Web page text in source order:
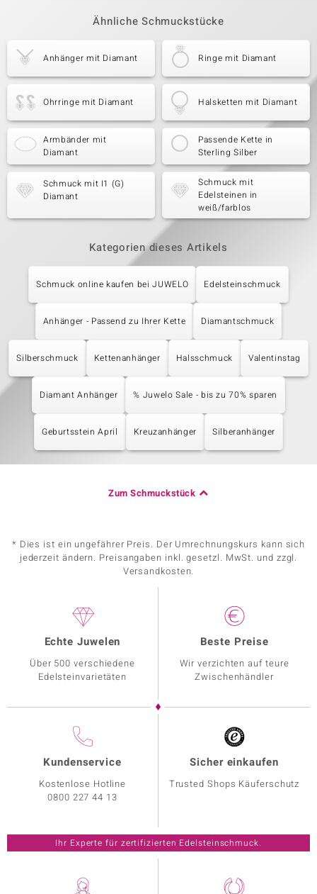
Ähnliche Schmuckstücke
Anhänger mit Diamant Ringe mit Diamant
Ohrringe mit Diamant Halsketten mit Diamant
Armbänder mit
Diamant
Passende Kette in
Sterling Silber
Schmuck mit I1 (G)
Diamant
Schmuck mit
Edelsteinen in
weiß/farblos
Kategorien dieses Artikels
Schmuck online kaufen bei JUWELO Edelsteinschmuck
Anhänger - Passend zu Ihrer Kette Diamantschmuck
Silberschmuck Kettenanhänger Halsschmuck Valentinstag
Diamant Anhänger % Juwelo Sale - bis zu 70% sparen
Geburtsstein April Kreuzanhänger Silberanhänger
Zum Schmuckstück
* Dies ist ein ungefährer Preis. Der Umrechnungskurs kann sich
jederzeit ändern. Preisangaben inkl. gesetzl. MwSt. und zzgl.
Versandkosten.
Echte Juwelen
Über 500 verschiedene
Edelsteinvarietäten
Beste Preise
Wir verzichten auf teure
Zwischenhändler
Kundenservice
Kostenlose Hotline
0800 227 44 13
Sicher einkaufen
Trusted Shops Käuferschutz
Ihr Experte für zertifizierten Edelsteinschmuck.